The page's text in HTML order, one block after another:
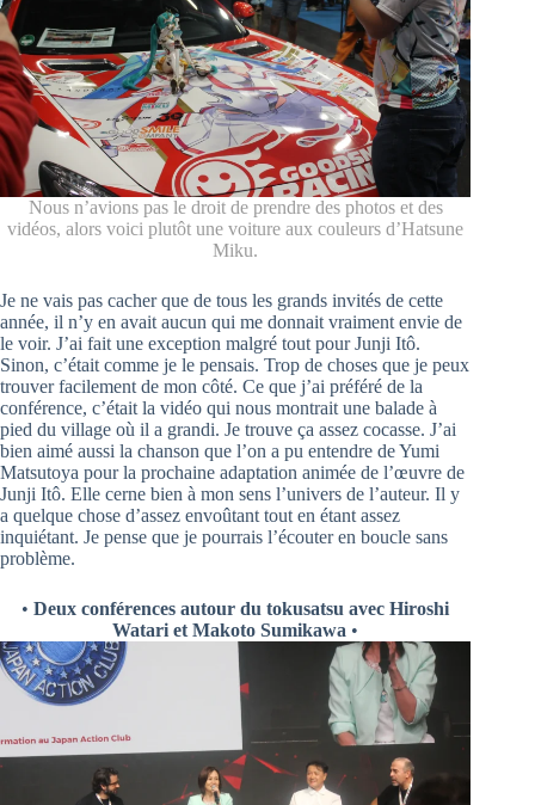
Nous n’avions pas le droit de prendre des photos et des
vidéos, alors voici plutôt une voiture aux couleurs d’Hatsune
Miku.
Je ne vais pas cacher que de tous les grands invités de cette
année, il n’y en avait aucun qui me donnait vraiment envie de
le voir. J’ai fait une exception malgré tout pour Junji Itô.
Sinon, c’était comme je le pensais. Trop de choses que je peux
trouver facilement de mon côté. Ce que j’ai préféré de la
conférence, c’était la vidéo qui nous montrait une balade à
pied du village où il a grandi. Je trouve ça assez cocasse. J’ai
bien aimé aussi la chanson que l’on a pu entendre de Yumi
Matsutoya pour la prochaine adaptation animée de l’œuvre de
Junji Itô. Elle cerne bien à mon sens l’univers de l’auteur. Il y
a quelque chose d’assez envoûtant tout en étant assez
inquiétant. Je pense que je pourrais l’écouter en boucle sans
problème.
•Deux conférences autour du tokusatsu avec Hiroshi
Watari et Makoto Sumikawa •